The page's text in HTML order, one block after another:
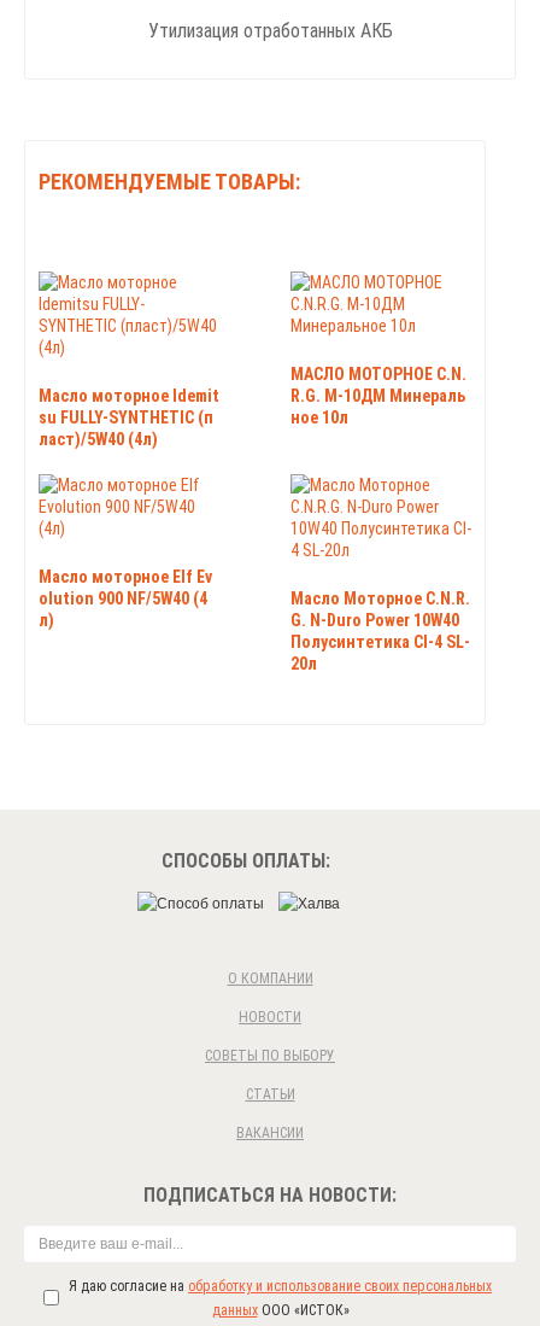
Утилизация отработанных АКБ
РЕКОМЕНДУЕМЫЕ ТОВАРЫ:
Масло моторное Idemit
su FULLY-SYNTHETIC (п
ласт)/5W40 (4л)
МАСЛО МОТОРНОЕ C.N.
R.G. М-10ДМ Минераль
ное 10л
Масло моторное Elf Ev
olution 900 NF/5W40 (4
л)
Масло Моторное C.N.R.
G. N-Duro Power 10W40
Полусинтетика CI-4 SL-
20л
СПОСОБЫ ОПЛАТЫ:
О КОМПАНИИ
НОВОСТИ
СОВЕТЫ ПО ВЫБОРУ
СТАТЬИ
ВАКАНСИИ
ПОДПИСАТЬСЯ НА НОВОСТИ:
Я даю согласие на обработку и использование своих персональных
данныхООО «ИСТОК»